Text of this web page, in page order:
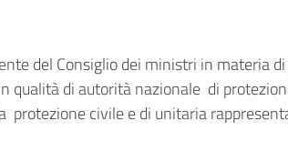
del Consiglio dei ministri in materia
di autorità nazionale di
civile e di unitaria